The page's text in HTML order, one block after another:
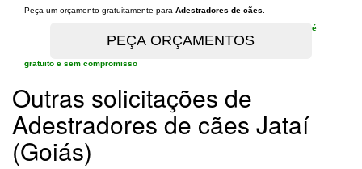
Peça um orçamento gratuitamente para Adestradores de cães
é
gratuito e sem compromisso
Outras solicitações de
Adestradores de cães Jataí
(Goiás)